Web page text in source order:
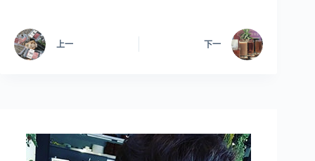
上一 下一